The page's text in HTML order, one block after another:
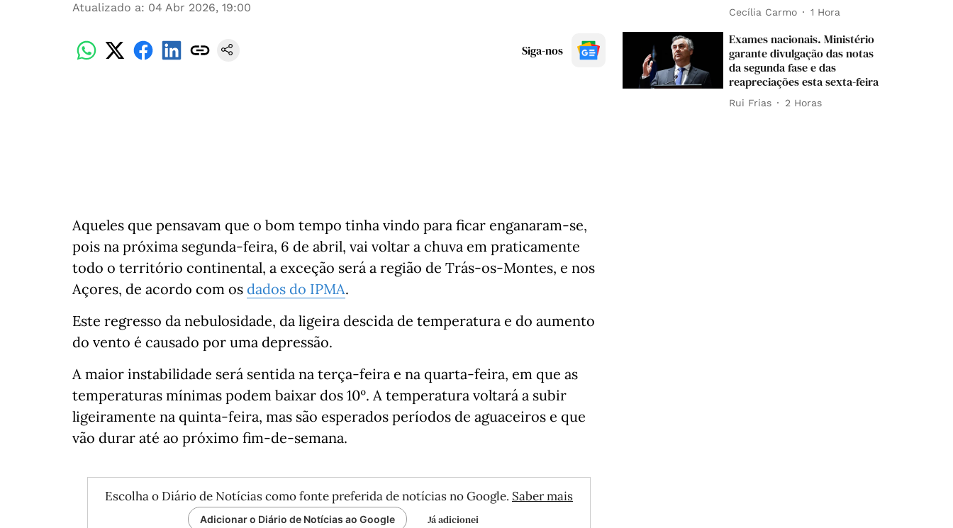
Atualizado a: 04 Abr 2026, 19:00
Siga-nos
Aqueles que pensavam que o bom tempo tinha vindo para ficar enganaram-se,
pois na próxima segunda-feira, 6 de abril, vai voltar a chuva em praticamente
todo o território continental, a exceção será a região de Trás-os-Montes, e nos
Açores, de acordo com os dados do IPMA.
Este regresso da nebulosidade, da ligeira descida de temperatura e do aumento
do vento é causado por uma depressão.
A maior instabilidade será sentida na terça-feira e na quarta-feira, em que as
temperaturas mínimas podem baixar dos 10º. A temperatura voltará a subir
ligeiramente na quinta-feira, mas são esperados períodos de aguaceiros e que
vão durar até ao próximo fim-de-semana.
Escolha o Diário de Notícias como fonte preferida de notícias no Google. Saber mais
Adicionar o Diário de Notícias ao Google Já adicionei
Cecília Carmo 1 Hora
Exames nacionais. Ministério
garante divulgação das notas
da segunda fase e das
reapreciações esta sexta-feira
Rui Frias 2 Horas